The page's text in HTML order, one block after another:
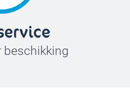
beschikking